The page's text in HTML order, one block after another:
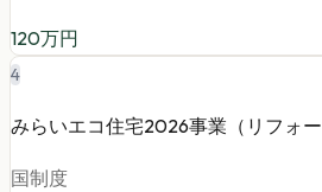
120万円
4
みらいエコ住宅2026事業（リフォー
国制度